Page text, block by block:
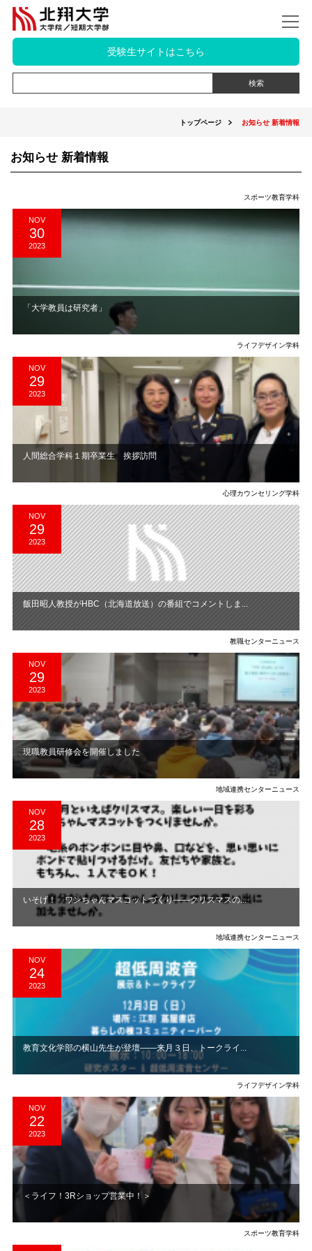
受験生サイトはこちら
トップページ お知らせ 新着情報
お知らせ 新着情報
スポーツ教育学科
NOV
30
2023
「大学教員は研究者」
ライフデザイン学科
NOV
29
2023
人間総合学科１期卒業生 挨拶訪問
心理カウンセリング学科
NOV
29
2023
飯田昭人教授がHBC（北海道放送）の番組でコメントしま...
教職センターニュース
NOV
29
2023
現職教員研修会を開催しました
地域連携センターニュース
NOV
28
2023
いそげ！ ワンちゃんマスコットづくり――クリスマスの...
地域連携センターニュース
NOV
24
2023
教育文化学部の横山先生が登壇――来月３日、トークライ...
ライフデザイン学科
NOV
22
2023
＜ライフ！3Rショップ営業中！＞
スポーツ教育学科